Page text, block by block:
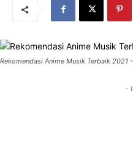
Rekomendasi Anime Musik Terbaik 2021
-